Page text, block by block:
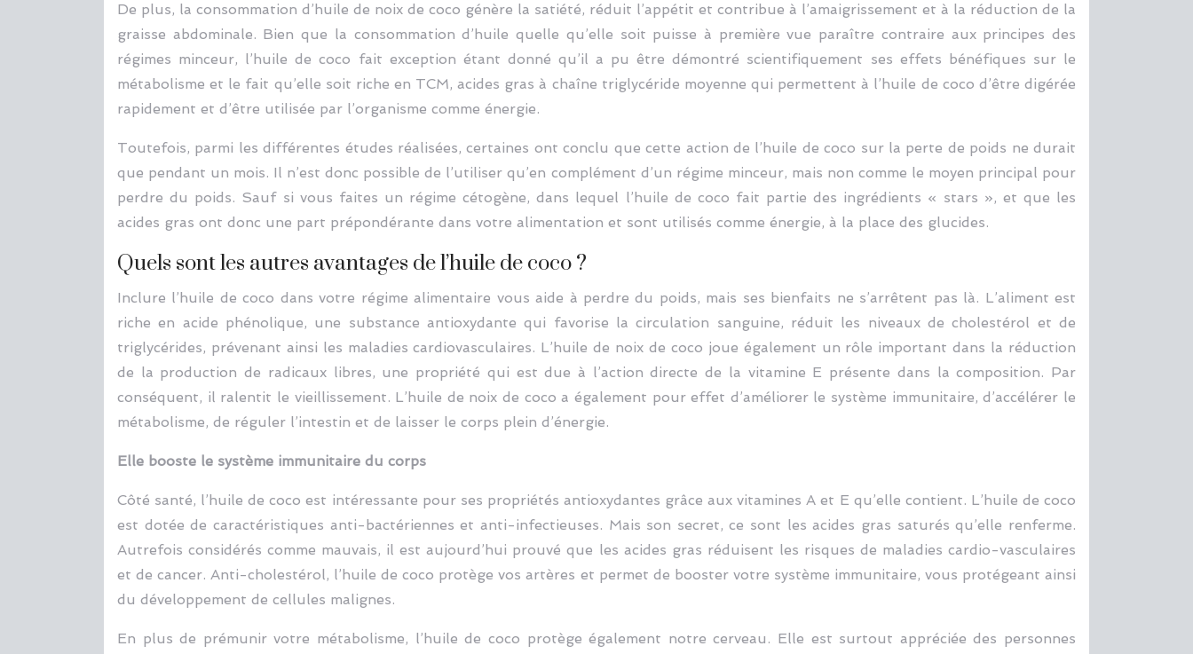
De plus, la consommation d’huile de noix de coco génère la satiété, réduit l’appétit et contribue à l’amaigrissement et à la réduction de la
graisse abdominale. Bien que la consommation d’huile quelle qu’elle soit puisse à première vue paraître contraire aux principes des
régimes minceur, l’huile de coco fait exception étant donné qu’il a pu être démontré scientifiquement ses effets bénéfiques sur le
métabolisme et le fait qu’elle soit riche en TCM, acides gras à chaîne triglycéride moyenne qui permettent à l’huile de coco d’être digérée
rapidement et d’être utilisée par l’organisme comme énergie.
Toutefois, parmi les différentes études réalisées, certaines ont conclu que cette action de l’huile de coco sur la perte de poids ne durait
que pendant un mois. Il n’est donc possible de l’utiliser qu’en complément d’un régime minceur, mais non comme le moyen principal pour
perdre du poids. Sauf si vous faites un régime cétogène, dans lequel l’huile de coco fait partie des ingrédients « stars », et que les
acides gras ont donc une part prépondérante dans votre alimentation et sont utilisés comme énergie, à la place des glucides.
Quels sont les autres avantages de l’huile de coco ?
Inclure l’huile de coco dans votre régime alimentaire vous aide à perdre du poids, mais ses bienfaits ne s’arrêtent pas là. L’aliment est
riche en acide phénolique, une substance antioxydante qui favorise la circulation sanguine, réduit les niveaux de cholestérol et de
triglycérides, prévenant ainsi les maladies cardiovasculaires. L’huile de noix de coco joue également un rôle important dans la réduction
de la production de radicaux libres, une propriété qui est due à l’action directe de la vitamine E présente dans la composition. Par
conséquent, il ralentit le vieillissement. L’huile de noix de coco a également pour effet d’améliorer le système immunitaire, d’accélérer le
métabolisme, de réguler l’intestin et de laisser le corps plein d’énergie.
Elle booste le système immunitaire du corps
Côté santé, l’huile de coco est intéressante pour ses propriétés antioxydantes grâce aux vitamines A et E qu’elle contient. L’huile de coco
est dotée de caractéristiques anti-bactériennes et anti-infectieuses. Mais son secret, ce sont les acides gras saturés qu’elle renferme.
Autrefois considérés comme mauvais, il est aujourd’hui prouvé que les acides gras réduisent les risques de maladies cardio-vasculaires
et de cancer. Anti-cholestérol, l’huile de coco protège vos artères et permet de booster votre système immunitaire, vous protégeant ainsi
du développement de cellules malignes.
En plus de prémunir votre métabolisme, l’huile de coco protège également notre cerveau. Elle est surtout appréciée des personnes